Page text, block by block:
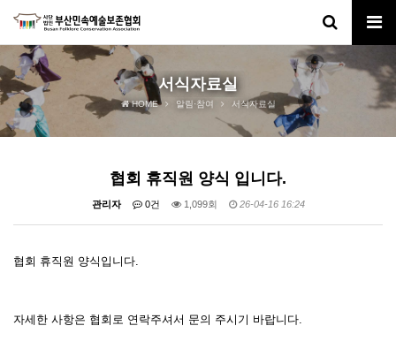
서식자료실
HOME 알림·참여 서식자료실
협회 휴직원 양식 입니다.
관리자 0건 1,099회 26-04-16 16:24
협회 휴직원 양식입니다.
자세한 사항은 협회로 연락주셔서 문의 주시기 바랍니다.